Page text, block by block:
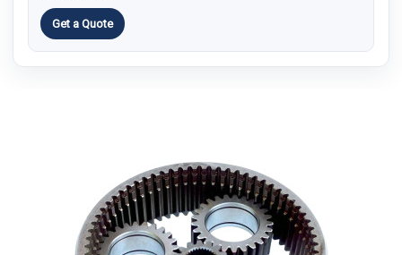
Get a Quote